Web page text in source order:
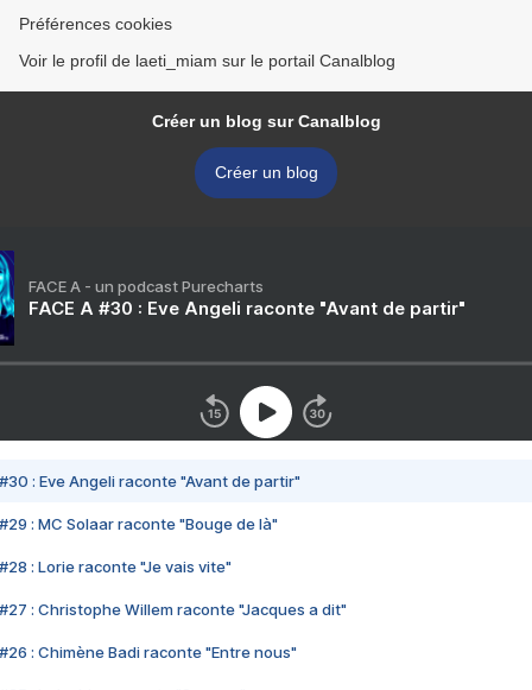
Préférences cookies
Voir le profil de laeti_miam sur le portail Canalblog
Créer un blog sur Canalblog
Créer un blog
FACE A - un podcast Purecharts
FACE A #30 : Eve Angeli raconte "Avant de partir"
#30 : Eve Angeli raconte "Avant de partir"
#29 : MC Solaar raconte "Bouge de là"
#28 : Lorie raconte "Je vais vite"
#27 : Christophe Willem raconte "Jacques a dit"
#26 : Chimène Badi raconte "Entre nous"